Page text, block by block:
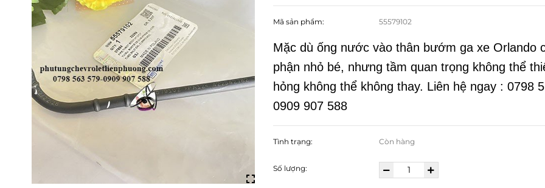
Mã sản phẩm: 55579102
Mặc dù ống nước vào thân bướm ga xe Orlando
phận nhỏ bé, nhưng tầm quan trọng không thể
hỏng không thể không thay. Liên hệ ngay : 0798
0909 907 588
Tình trạng: Còn hàng
Số lượng: